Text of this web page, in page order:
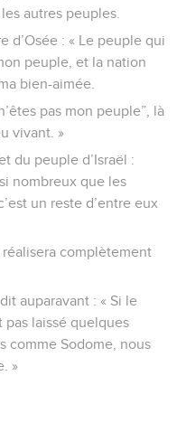
autres peuples.
d’Osée : « Le peuple qui
peuple, et la nation
bien-aimée.
pas mon peuple”, là
vivant. »
du peuple d’Israël :
nombreux que les
un reste d’entre eux
complètement
auparavant : « Si le
pas laissé quelques
comme Sodome, nous
»